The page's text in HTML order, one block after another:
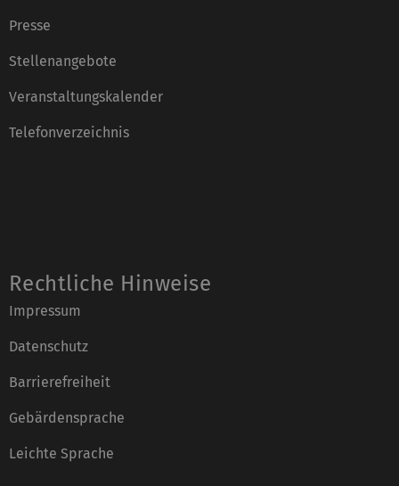
Presse
Stellenangebote
Veranstaltungskalender
Telefonverzeichnis
Rechtliche Hinweise
Impressum
Datenschutz
Barrierefreiheit
Gebärdensprache
Leichte Sprache